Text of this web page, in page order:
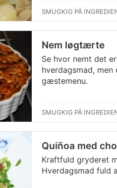
SMUGKIG PÅ
Nem løgtærte
Se hvor nemt det
hverdagsmad,
gæstemenu.
SMUGKIG PÅ
Quiñoa med
Kraftfuld gryderet
Hverdagsmad fuld